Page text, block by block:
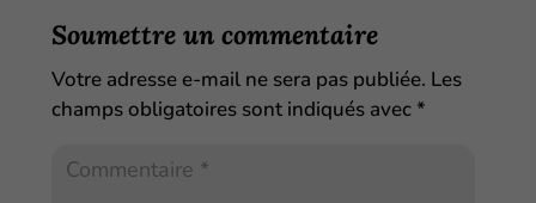
Soumettre un commentaire
Votre adresse e-mail ne sera pas publiée. Les
champs obligatoires sont indiqués avec *